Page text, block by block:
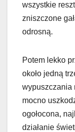
wszystkie
zniszczone
odrosną.
Potem lekko
około jedną
wypuszczania
mocno
ogołocona,
działanie